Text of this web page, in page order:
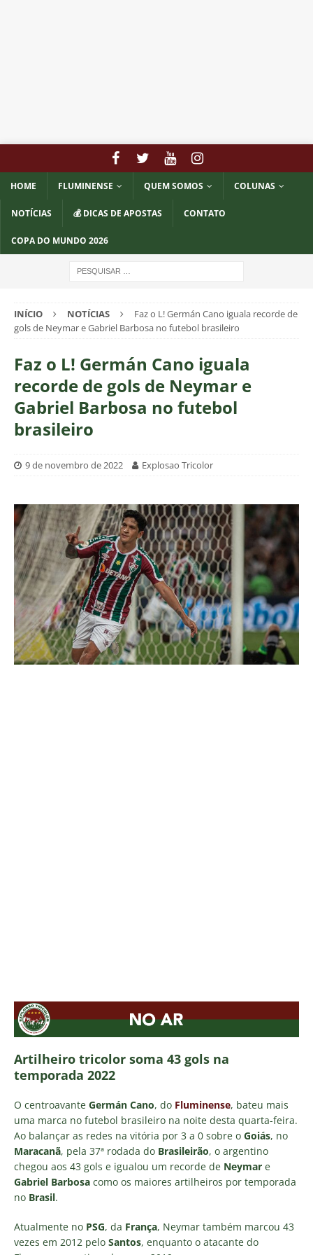
HOME FLUMINENSE QUEM SOMOS COLUNAS
NOTÍCIAS 💰 DICAS DE APOSTAS CONTATO
COPA DO MUNDO 2026
INÍCIO NOTÍCIAS
Faz o L! Germán Cano iguala recorde de
gols de Neymar e Gabriel Barbosa no futebol brasileiro
Faz o L! Germán Cano iguala
recorde de gols de Neymar e
Gabriel Barbosa no futebol
brasileiro
9 de novembro de 2022 Explosao Tricolor
Artilheiro tricolor soma 43 gols na
temporada 2022
O centroavante Germán Cano, do Fluminense, bateu mais
uma marca no futebol brasileiro na noite desta quarta-feira.
Ao balançar as redes na vitória por 3 a 0 sobre o Goiás, no
Maracanã, pela 37ª rodada do Brasileirão, o argentino
chegou aos 43 gols e igualou um recorde de Neymar e
Gabriel Barbosa como os maiores artilheiros por temporada
no Brasil.
Atualmente no PSG, da França, Neymar também marcou 43
vezes em 2012 pelo Santos, enquanto o atacante do